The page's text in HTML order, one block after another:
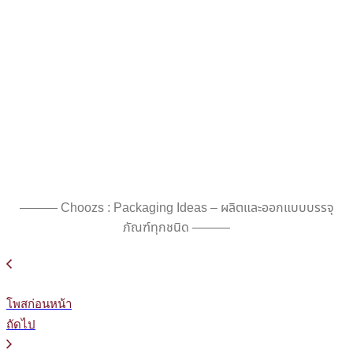
——— Choozs : Packaging Ideas – ผลิตและออกแบบบรรจุ
ภัณฑ์ทุกชนิด ———
โพสก่อนหน้า
ถัดไป